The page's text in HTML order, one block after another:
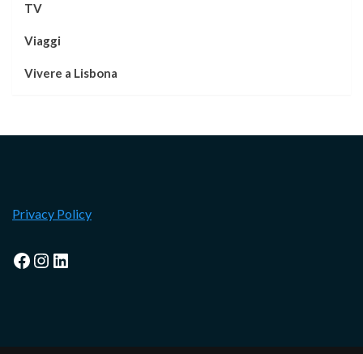
TV
Viaggi
Vivere a Lisbona
Privacy Policy
Facebook
Instagram
LinkedIn